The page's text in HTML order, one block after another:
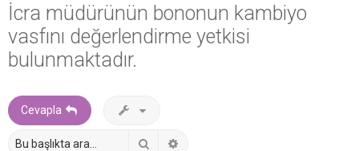
İcra müdürünün bononun kambiyo
vasfını değerlendirme yetkisi
bulunmaktadır.
Cevapla